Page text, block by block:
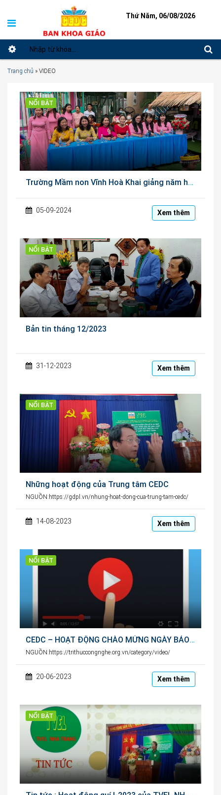
Thứ Năm, 06/08/2026
Trang chủ » VIDEO
NỔI BẬT
Trường Mầm non Vĩnh Hoà Khai giảng năm học 2024-2025
05-09-2024 Xem thêm
NỔI BẬT
Bản tin tháng 12/2023
31-12-2023 Xem thêm
NỔI BẬT
Những hoạt động của Trung tâm CEDC
NGUỒN:https://gdpl.vn/nhung-hoat-dong-cua-trung-tam-cedc/
14-08-2023 Xem thêm
NỔI BẬT
CEDC – HOẠT ĐỘNG CHÀO MỪNG NGÀY BÁO CHÍ CÁCH MẠNG VIỆT NAM 21/6/2023
NGUỒN:https://trithuccongnghe.org.vn/category/video/
20-06-2023 Xem thêm
NỔI BẬT